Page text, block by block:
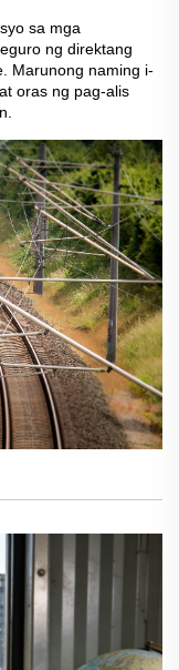
sa mga
ng direktang
Marunong naming i-
oras ng pag-alis